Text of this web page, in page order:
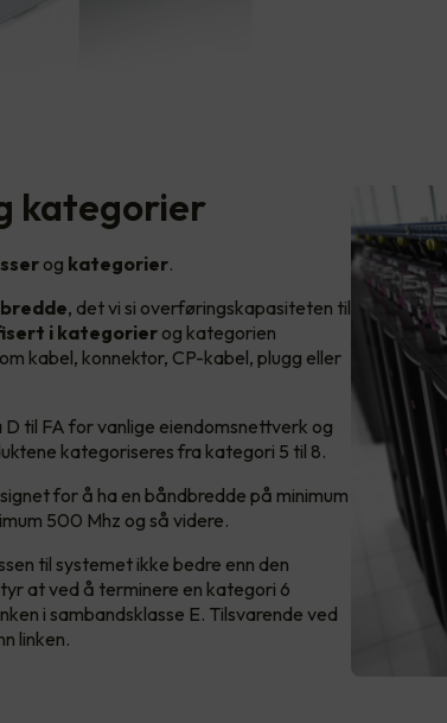
kategorier
og kategorier.
, det vi si overføringskapasiteten til
i kategorier og kategorien
kabel, konnektor, CP-kabel, plugg eller
til FA for vanlige eiendomsnettverk og
kategoriseres fra kategori 5 til 8.
for å ha en båndbredde på minimum
500 Mhz og så videre.
til systemet ikke bedre enn den
at ved å terminere en kategori 6
i sambandsklasse E. Tilsvarende ved
linken.